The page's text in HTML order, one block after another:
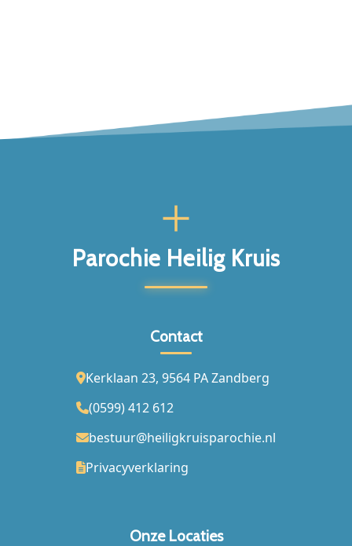
Parochie Heilig Kruis
Contact
Kerklaan 23, 9564 PA Zandberg
(0599) 412 612
bestuur@heiligkruisparochie.nl
Privacyverklaring
Onze Locaties